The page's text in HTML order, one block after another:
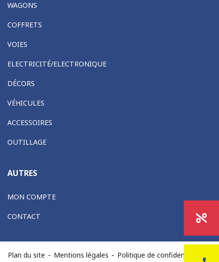
WAGONS
COFFRETS
VOIES
ELECTRICITÉ/ELECTRONIQUE
DÉCORS
VÉHICULES
ACCESSOIRES
OUTILLAGE
AUTRES
MON COMPTE
CONTACT
Plan du site - Mentions légales - Politique de confidentialité
-